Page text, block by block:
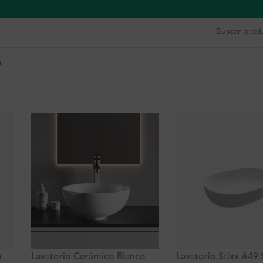
Lavatorio Cerámico Blanco
Lavatorio Stixx A49